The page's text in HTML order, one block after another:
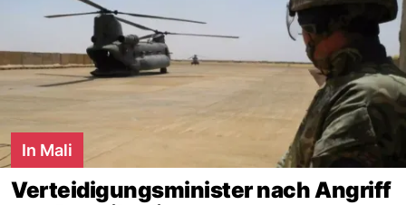
In Mali
Verteidigungsminister nach Angriff